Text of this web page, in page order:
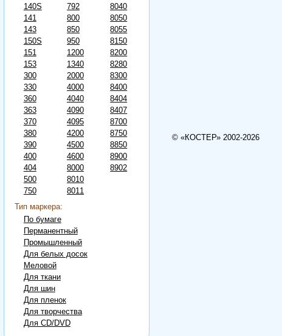
140S
141
143
150S
151
153
300
330
360
363
370
380
390
400
404
500
750
792
800
850
950
1200
1340
2000
4000
4040
4090
4095
4200
4500
4600
8000
8010
8011
8040
8050
8055
8150
8200
8280
8300
8400
8404
8407
8700
8750
8850
8900
8902
Тип маркера:
По бумаге
Перманентный
Промышленный
Для белых досок
Меловой
Для ткани
Для шин
Для пленок
Для творчества
Для CD/DVD
© «КОСТЕР» 2002-2026